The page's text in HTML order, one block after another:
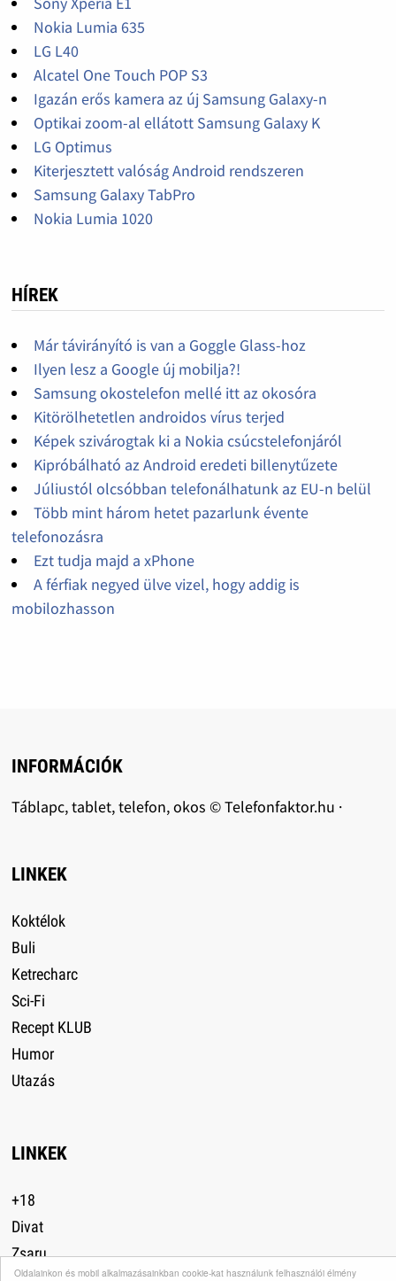
Oldalainkon és mobil alkalmazásainkban cookie-kat használunk felhasználói élmény
Nokia Lumia 635
LG L40
Alcatel One Touch POP S3
Igazán erős kamera az új Samsung Galaxy-n
Optikai zoom-al ellátott Samsung Galaxy K
LG Optimus
Kiterjesztett valóság Android rendszeren
Samsung Galaxy TabPro
Nokia Lumia 1020
HÍREK
Már távirányító is van a Goggle Glass-hoz
Ilyen lesz a Google új mobilja?!
Samsung okostelefon mellé itt az okosóra
Kitörölhetetlen androidos vírus terjed
Képek szivárogtak ki a Nokia csúcstelefonjáról
Kipróbálható az Android eredeti billenytűzete
Júliustól olcsóbban telefonálhatunk az EU-n belül
Több mint három hetet pazarlunk évente
telefonozásra
Ezt tudja majd a xPhone
A férfiak negyed ülve vizel, hogy addig is
mobilozhasson
INFORMÁCIÓK
Táblapc, tablet, telefon, okos © Telefonfaktor.hu ·
LINKEK
Koktélok
Buli
Ketrecharc
Sci-Fi
Recept KLUB
Humor
Utazás
LINKEK
+18
Divat
Zsaru